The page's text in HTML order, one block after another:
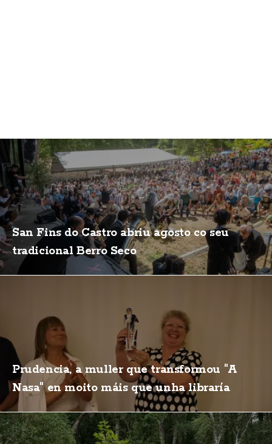
San Fins do Castro abriu agosto co seu
tradicional Berro Seco
Prudencia, a muller que transformou "A
Nasa" en moito máis que unha libraría